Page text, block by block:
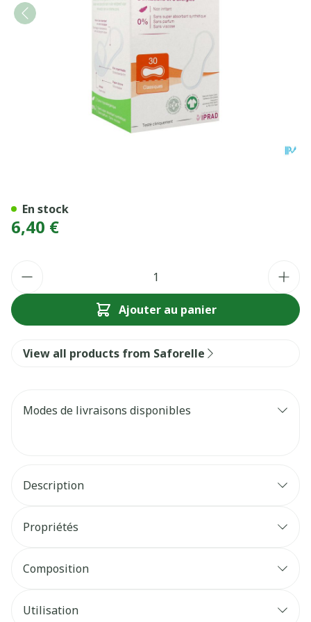
6,40 €
Ajouter au panier
En stock
View all products from Saforelle
Modes de livraisons disponibles
Description
Propriétés
Composition
Utilisation